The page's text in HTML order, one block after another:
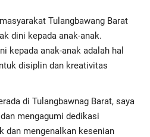
Tulangbawang Barat
dini kepada anak-anak.
kepada anak-anak adalah hal
disiplin dan kreativitas
di Tulangbawnag Barat, saya
mengagumi dedikasi
dan mengenalkan kesenian